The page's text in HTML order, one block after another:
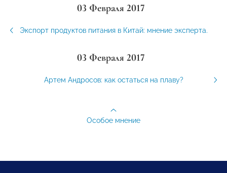
03 Февраля 2017
Экспорт продуктов питания в Китай: мнение эксперта.
03 Февраля 2017
Артем Андросов: как остаться на плаву?
Особое мнение